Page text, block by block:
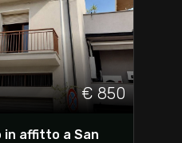
€ 850
affitto a San